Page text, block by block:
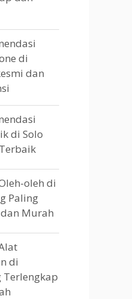
di
dan
di Solo
oleh di
Paling
Murah
di
Terlengkap